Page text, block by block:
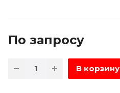
По запросу
В корзину